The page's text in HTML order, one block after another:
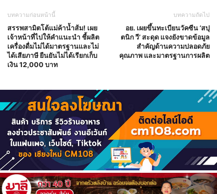
บทความก่อนหน้านี้
สรรพสามิตโต้แม่ค้าน้ำส้ม! เผย
เจ้าหน้าที่ไปให้คำแนะนำ ชี้ผลิต
เครื่องดื่มไม่ได้มาตรฐานและไม่
ได้เสียภาษี ยืนยันไม่ได้เรียกเก็บ
เงิน 12,000 บาท
บทความถัดไป
อย. เผยขึ้นทะเบียนวัคซีน ‘สปุ
ตนิก วี’ สะดุด แจงยังขาดข้อมูล
สำคัญด้านความปลอดภัย
คุณภาพ และมาตรฐานการผลิต